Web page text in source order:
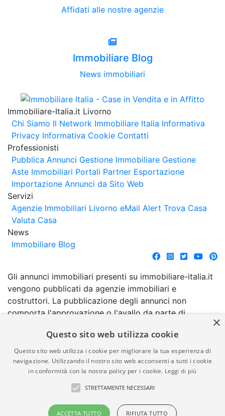
Affidati alle nostre agenzie
Immobiliare Blog
News immobiliari
Immobiliare-Italia.it Livorno
Chi Siamo Il Network Immobiliare Italia Informativa
Privacy Informativa Cookie Contatti
Professionisti
Pubblica Annunci Gestione Immobiliare Gestione
Aste Immobiliari Portali Partner Esportazione
Importazione Annunci da Sito Web
Servizi
Agenzie Immobiliari Livorno eMail Alert Trova Casa
Valuta Casa
News
Immobiliare Blog
Gli annunci immobiliari presenti su immobiliare-italia.it
vengono pubblicati da agenzie immobiliari e
costruttori. La pubblicazione degli annunci non
comporta l'approvazione o l'avallo da parte di
garanzia da parte di quest'ultima. immobiliare-italia.it
quindi non è responsabile della veridicità, della
correttezza, della completezza, della normativa in
materia di privacy e/o di alcun altro aspetto dei
suddetti annunci.
© Copyright 2007 - 2026
Powered by
×
Questo sito web utilizza cookie
Questo sito web utilizza i cookie per migliorare la tua esperienza di
navigazione. Utilizzando il nostro sito web acconsenti a tutti i cookie
in conformità con la nostra policy per i cookie. Leggi di più
STRETTAMENTE NECESSARI
ACCETTA TUTTO RIFIUTA TUTTO